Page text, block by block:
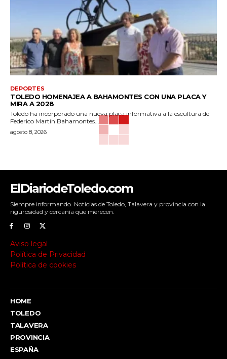
DEPORTES
TOLEDO HOMENAJEA A BAHAMONTES CON UNA PLACA Y
MIRA A 2028
Toledo ha incorporado una nueva placa informativa a la escultura de
Federico Martín Bahamontes...
agosto 8, 2026
ElDiariodeToledo.com
Siempre informando. Noticias de Toledo, Talavera y provincia con la
rigurosidad y cercanía que merecen.
Aviso legal
Política de Privacidad
Política de cookies
HOME
TOLEDO
TALAVERA
PROVINCIA
ESPAÑA